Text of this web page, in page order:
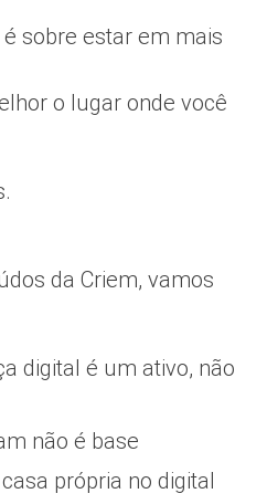
sobre estar em mais
o lugar onde você
da Criem, vamos
digital é um ativo, não
não é base
própria no digital